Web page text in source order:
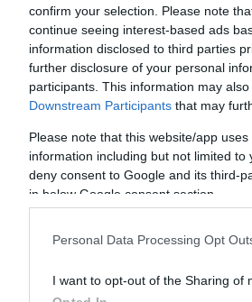
confirm your selection. Please note
continue seeing interest-based ads
information disclosed to third parties
further disclosure of your personal
participants. This information may
Downstream Participants that may
Please note that this website/app
information including but not limited
deny consent to Google and its third-
in below Google consent section.
Personal Data Processing Opt
I want to opt-out of the Sharing of